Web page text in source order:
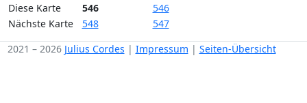
Diese Karte
546
546
Nächste Karte
548
547
2021 – 2026 Julius Cordes | Impressum | Seiten-Übersicht